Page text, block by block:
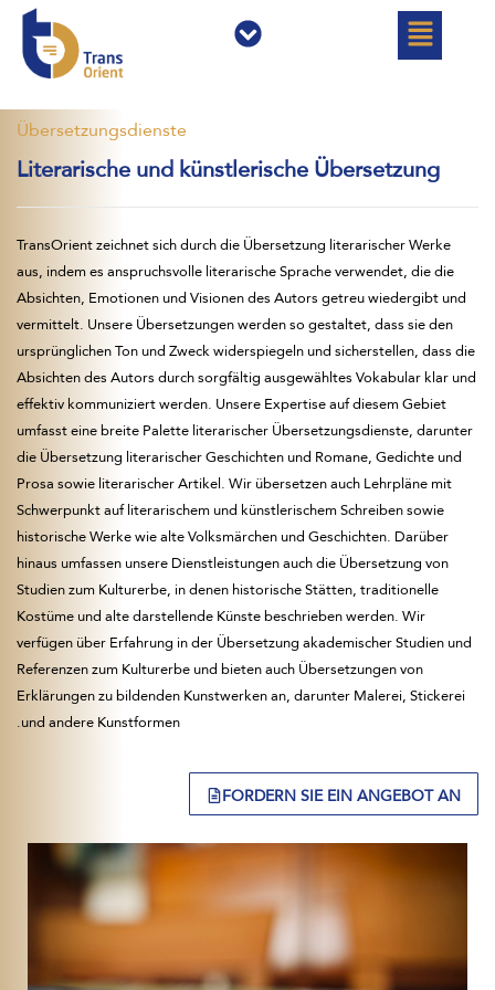
القائمة القائمة
Übersetzungsdienste
Literarische und künstlerische Übersetzung
TransOrient zeichnet sich durch die Übersetzung literarischer Werke
aus, indem es anspruchsvolle literarische Sprache verwendet, die die
Absichten, Emotionen und Visionen des Autors getreu wiedergibt und
vermittelt. Unsere Übersetzungen werden so gestaltet, dass sie den
ursprünglichen Ton und Zweck widerspiegeln und sicherstellen, dass die
Absichten des Autors durch sorgfältig ausgewähltes Vokabular klar und
effektiv kommuniziert werden. Unsere Expertise auf diesem Gebiet
umfasst eine breite Palette literarischer Übersetzungsdienste, darunter
die Übersetzung literarischer Geschichten und Romane, Gedichte und
Prosa sowie literarischer Artikel. Wir übersetzen auch Lehrpläne mit
Schwerpunkt auf literarischem und künstlerischem Schreiben sowie
historische Werke wie alte Volksmärchen und Geschichten. Darüber
hinaus umfassen unsere Dienstleistungen auch die Übersetzung von
Studien zum Kulturerbe, in denen historische Stätten, traditionelle
Kostüme und alte darstellende Künste beschrieben werden. Wir
verfügen über Erfahrung in der Übersetzung akademischer Studien und
Referenzen zum Kulturerbe und bieten auch Übersetzungen von
Erklärungen zu bildenden Kunstwerken an, darunter Malerei, Stickerei
und andere Kunstformen.
FORDERN SIE EIN ANGEBOT AN